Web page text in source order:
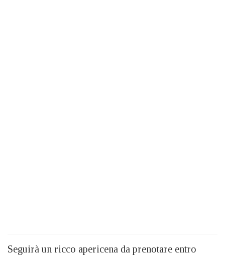
Seguirà un ricco apericena da prenotare entro